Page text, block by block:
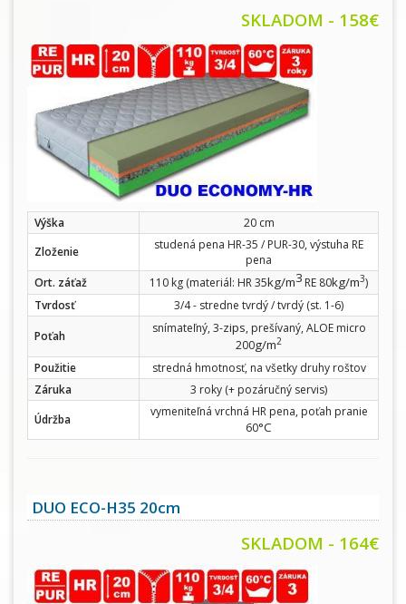
SKLADOM - 158€
Výška
20 cm
Zloženie
studená pena HR-35 / PUR-30, výstuha RE
pena
Ort. záťaž
110 kg (materiál: HR 35kg/m3 RE 80kg/m3)
Tvrdosť
3/4 - stredne tvrdý / tvrdý (st. 1-6)
Poťah
snímateľný, 3-zips, prešívaný, ALOE micro
200g/m2
Použitie
stredná hmotnosť, na všetky druhy roštov
Záruka
3 roky (+ pozáručný servis)
Údržba
vymeniteľná vrchná HR pena, poťah pranie
60°C
DUO ECO-H35 20cm
SKLADOM - 164€